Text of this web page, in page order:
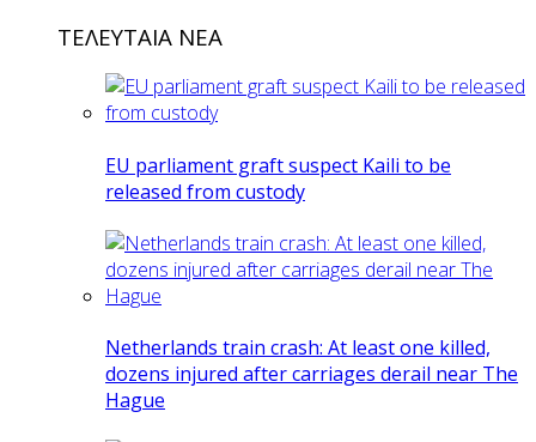
ΤΕΛΕΥΤΑΙΑ ΝΕΑ
EU parliament graft suspect Kaili to be
released from custody
Netherlands train crash: At least one killed,
dozens injured after carriages derail near The
Hague